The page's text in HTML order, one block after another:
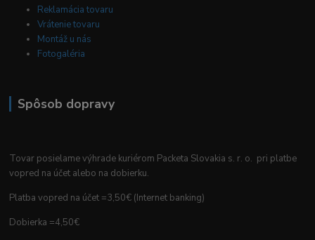
Reklamácia tovaru
Vrátenie tovaru
Montáž u nás
Fotogaléria
Spôsob dopravy
Tovar posielame výhrade kuriérom Packeta Slovakia s. r. o. pri platbe
vopred na účet alebo na dobierku.
Platba vopred na účet =3,50€ (Internet banking)
Dobierka =4,50€